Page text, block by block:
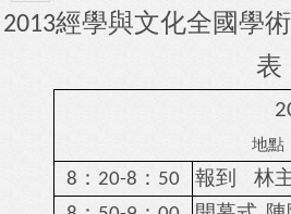
2013經學與文化全國學
表
地點
8 ： 20-8 ： 50 報到 林